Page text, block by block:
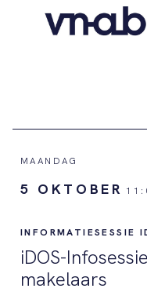
MAANDAG
5 OKTOBER
INFORMATIESESSIE
iDOS-
makelaars